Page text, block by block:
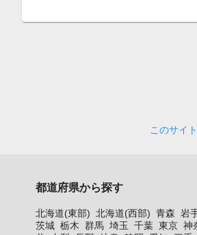
このサイ
都道府県から探す
北海道(東部) 北海道(西部) 青森 岩
茨城 栃木 群馬 埼玉 千葉 東京 神